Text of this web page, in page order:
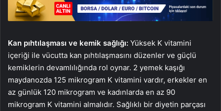
Kan pıhtılaşması ve kemik sağlığı: Yüksek K vitamini
içeriği ile vücutta kan pıhtılaşmasını düzenler ve güçlü
kemiklerin devamlılığında rol oynar. 2 yemek kaşığı
maydanozda 125 mikrogram K vitamini vardır, erkekler en
az günlük 120 mikrogram ve kadınlarda en az 90
mikrogram K vitamini almalıdır. Sağlıklı bir diyetin parçası